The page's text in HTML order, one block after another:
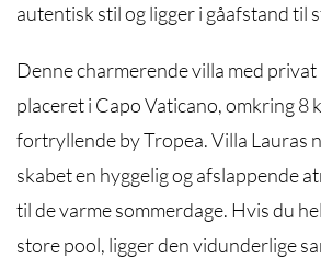
autentisk stil og ligger i gåafstand til
Denne charmerende villa med
placeret i Capo Vaticano, omkring 8
fortryllende by Tropea. Villa Lauras
skabet en hyggelig og afslappende
til de varme sommerdage. Hvis du
store pool, ligger den vidunderlige